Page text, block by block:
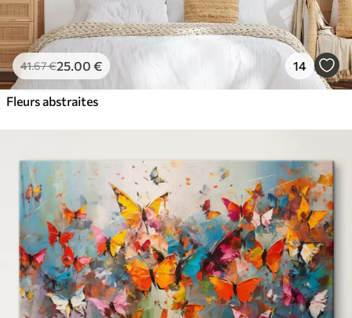
41.67€25 .00 € 14
Fleurs abstraites